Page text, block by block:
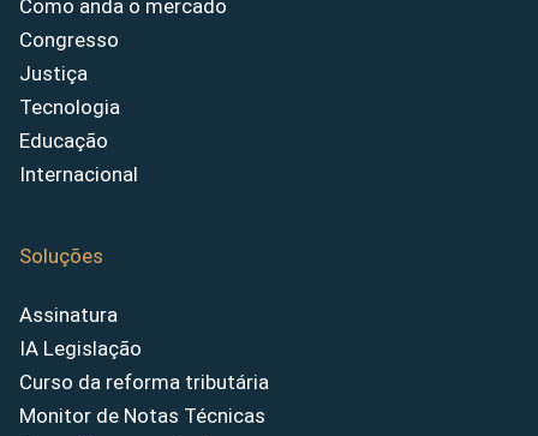
Como anda o mercado
Congresso
Justiça
Tecnologia
Educação
Internacional
Soluções
Assinatura
IA Legislação
Curso da reforma tributária
Monitor de Notas Técnicas